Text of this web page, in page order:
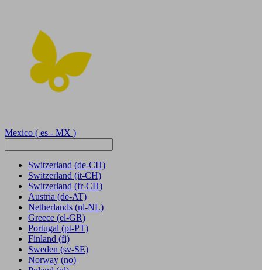
Mexico ( es - MX )
Switzerland (de-CH)
Switzerland (it-CH)
Switzerland (fr-CH)
Austria (de-AT)
Netherlands (nl-NL)
Greece (el-GR)
Portugal (pt-PT)
Finland (fi)
Sweden (sv-SE)
Norway (no)